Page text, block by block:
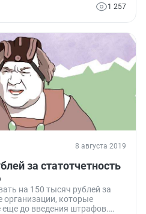
1 257
8 августа 2019
за статотчетность
на 150 тысяч рублей за
организации, которые
до введения штрафов.